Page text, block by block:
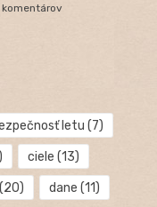
komentárov
letu (7)
ciele (13)
(20) dane (11)